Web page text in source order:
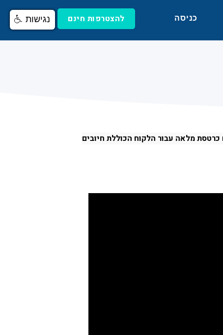
להצטרפות חינם כניסה
מלאה עבור הלקוח הכוללת חיובים
נגישות